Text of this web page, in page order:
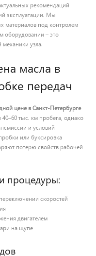
рекомендаций
эксплуатации. Мы
материалов под контролем
оборудовании – это
узла.
масла в
передач
цене в Санкт-Петербурге
тыс. км пробега, однако
и условий
или буксировка
потерю свойств рабочей
процедуры:
скоростей
двигателем
на щупе